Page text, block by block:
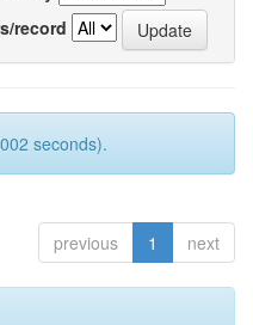
record
seconds).
previous 1 next